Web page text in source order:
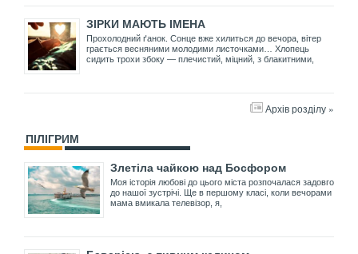
ЗІРКИ МАЮТЬ ІМЕНА
Прохолодний ґанок. Сонце вже хилиться до вечора, вітер
грається весняними молодими листочками… Хлопець
сидить трохи збоку — плечистий, міцний, з блакитними,
Архів розділу »
ПІЛІГРИМ
Злетіла чайкою над Босфором
Моя історія любові до цього міста розпочалася задовго
до нашої зустрічі. Ще в першому класі, коли вечорами
мама вмикала телевізор, я,